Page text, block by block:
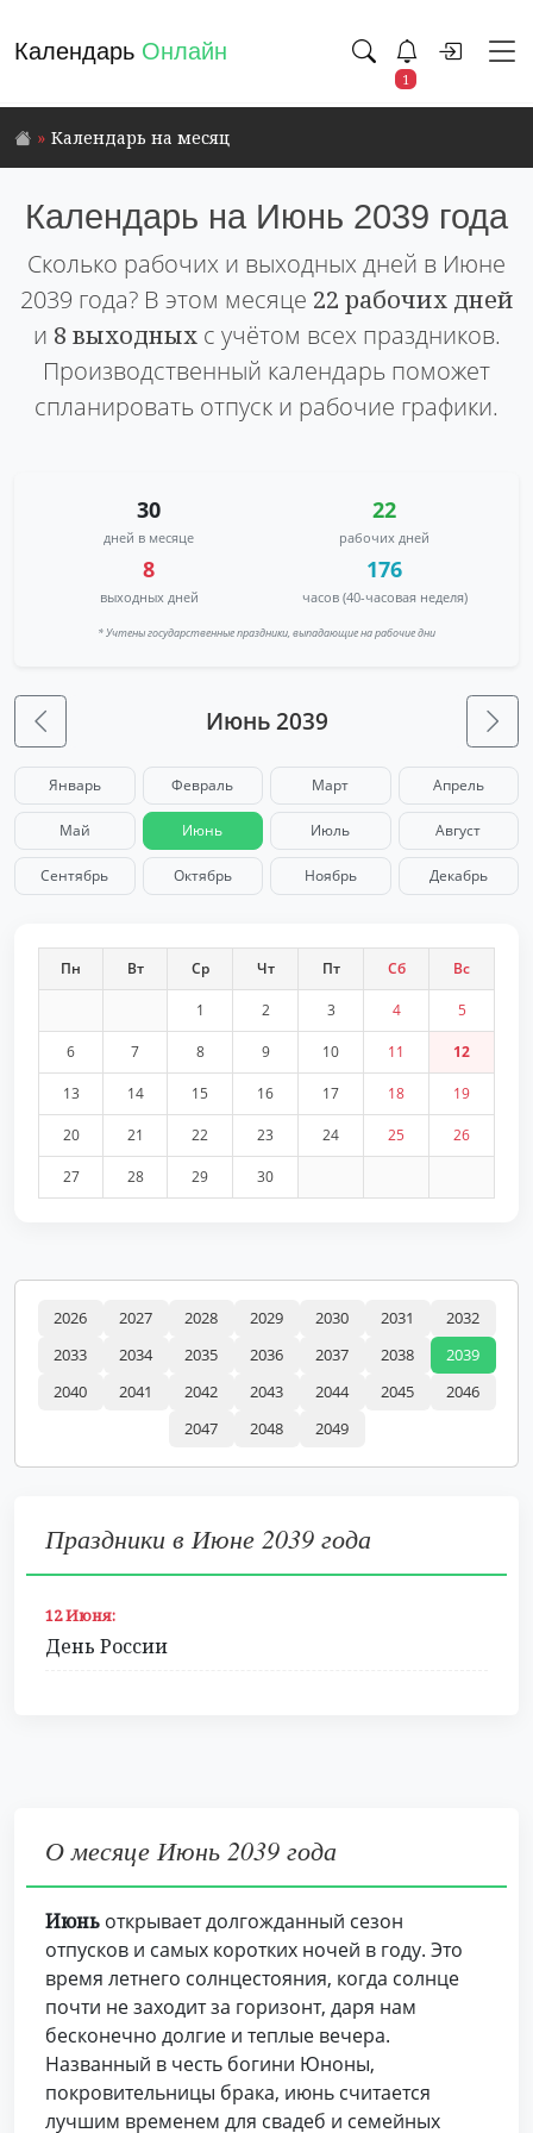
Календарь Онлайн
1
Календарь на месяц
Календарь на Июнь 2039 года
Сколько рабочих и выходных дней в Июне
2039 года? В этом месяце 22 рабочих дней
и 8 выходныхс учётом всех праздников.
Производственный календарь поможет
спланировать отпуск и рабочие графики.
30
дней в месяце
22
рабочих дней
8
выходных дней
176
часов (40-часовая неделя)
* Учтены государственные праздники, выпадающие на рабочие дни
Июнь 2039
Январь Февраль Март Апрель
Май Июнь Июль Август
Сентябрь Октябрь Ноябрь Декабрь
Пн Вт Ср Чт Пт Сб Вс
1 2 3 4 5
6 7 8 9 10 11 12
13 14 15 16 17 18 19
20 21 22 23 24 25 26
27 28 29 30
2026 2027 2028 2029 2030 2031
2032
2033
2034 2035 2036 2037 2038
2039
2040
2041 2042 2043 2044 2045
2046
2047
2048 2049
Праздники в Июне 2039 года
12 Июня:
День России
О месяце Июнь 2039 года
Июнь открывает долгожданный сезон
отпусков и самых коротких ночей в году. Это
время летнего солнцестояния, когда солнце
почти не заходит за горизонт, даря нам
бесконечно долгие и теплые вечера.
Названный в честь богини Юноны,
покровительницы брака, июнь считается
лучшим временем для свадеб и семейных